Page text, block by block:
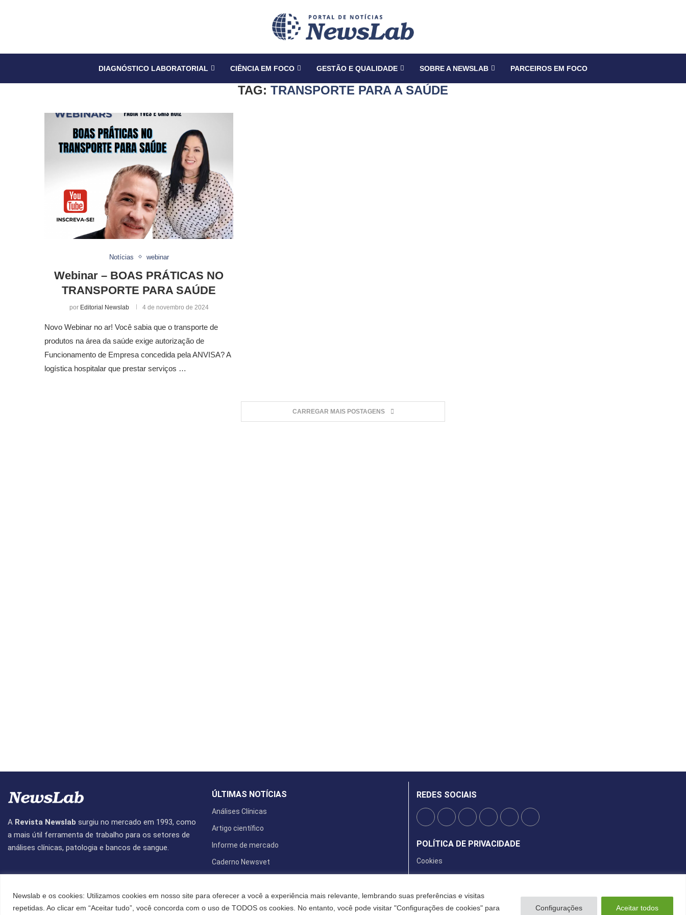
Newslab e os cookies: Utilizamos cookies em nosso site para oferecer a você a experiência mais relevante, lembrando suas preferências e visitas
repetidas. Ao clicar em “Aceitar tudo”, você concorda com o uso de TODOS os cookies. No entanto, você pode visitar "Configurações de cookies" para
Configurações Aceitar todos
DIAGNÓSTICO LABORATORIAL CIÊNCIA EM FOCO GESTÃO E QUALIDADE SOBRE A NEWSLAB PARCEIROS EM FOCO
TAG: TRANSPORTE PARA A SAÚDE
Notícias webinar
Webinar – BOAS PRÁTICAS NO
TRANSPORTE PARA SAÚDE
por Editorial Newslab 4 de novembro de 2024
Novo Webinar no ar! Você sabia que o transporte de
produtos na área da saúde exige autorização de
Funcionamento de Empresa concedida pela ANVISA? A
logística hospitalar que prestar serviços …
CARREGAR MAIS POSTAGENS
A Revista Newslab surgiu no mercado em 1993, como
a mais útil ferramenta de trabalho para os setores de
análises clínicas, patologia e bancos de sangue.
ÚLTIMAS NOTÍCIAS
Análises Clínicas
Artigo científico
Informe de mercado
Caderno Newsvet
REDES SOCIAIS
POLÍTICA DE PRIVACIDADE
Cookies